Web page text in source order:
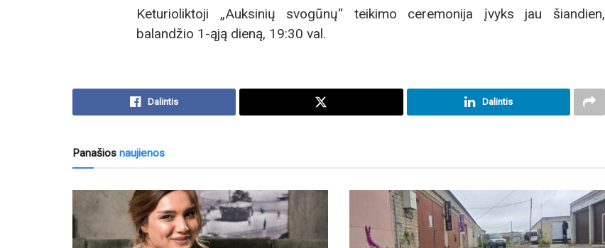
Keturioliktoji „Auksinių svogūnų“ teikimo ceremonija įvyks jau šiandien,
balandžio 1-ąją dieną, 19:30 val.
Dalintis Dalintis
Panašios naujienos